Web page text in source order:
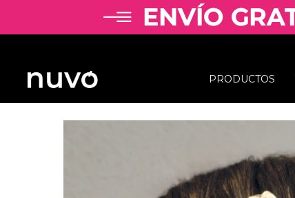
PRODUCTOS